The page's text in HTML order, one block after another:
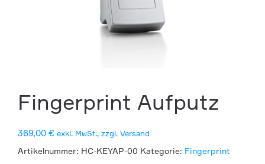
Fingerprint Aufputz
369,00 € exkl. MwSt., zzgl. Versand
Artikelnummer: HC-KEYAP-00 Kategorie: Fingerprint